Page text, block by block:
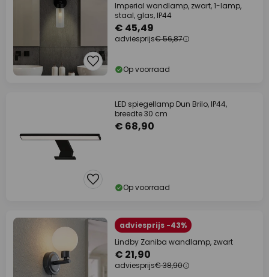
Imperial wandlamp, zwart, 1-lamp,
staal, glas, IP44
€ 45,49
adviesprijs€ 56,87
Op voorraad
LED spiegellamp Dun Brilo, IP44,
breedte 30 cm
€ 68,90
Op voorraad
adviesprijs -43%
Lindby Zaniba wandlamp, zwart
€ 21,90
adviesprijs€ 38,90